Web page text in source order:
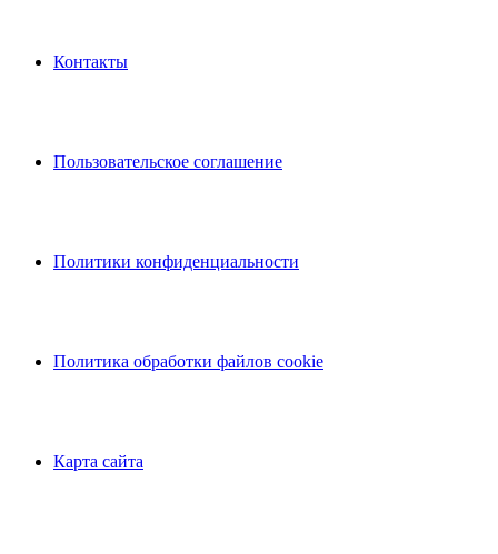
Контакты
Пользовательское соглашение
Политики конфиденциальности
Политика обработки файлов cookie
Карта сайта